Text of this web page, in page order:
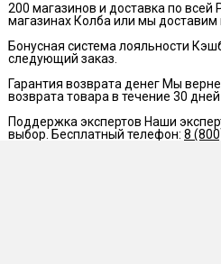
200 магазинов и доставка по всей
магазинах Колба или мы доставим
Бонусная система лояльности
следующий заказ.
Гарантия возврата денег Мы
возврата товара в течение 30
Поддержка экспертов Наши
выбор. Бесплатный телефон: 8